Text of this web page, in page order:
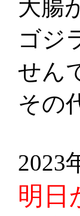
大腸
ゴジ
せん
その
2023
明日